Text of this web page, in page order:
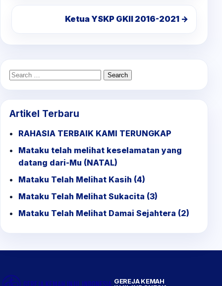
Ketua YSKP GKII 2016-2021 →
Search
Artikel Terbaru
RAHASIA TERBAIK KAMI TERUNGKAP
Mataku telah melihat keselamatan yang
datang dari-Mu (NATAL)
Mataku Telah Melihat Kasih (4)
Mataku Telah Melihat Sukacita (3)
Mataku Telah Melihat Damai Sejahtera (2)
GEREJA KEMAH